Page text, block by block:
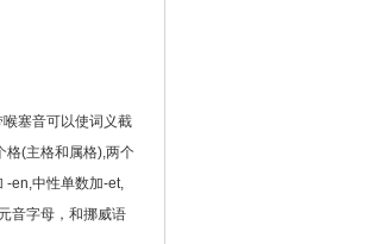
塞音可以使词义截
格(主格和属格),两个
-en,中性单数加-et,
音字母，和挪威语